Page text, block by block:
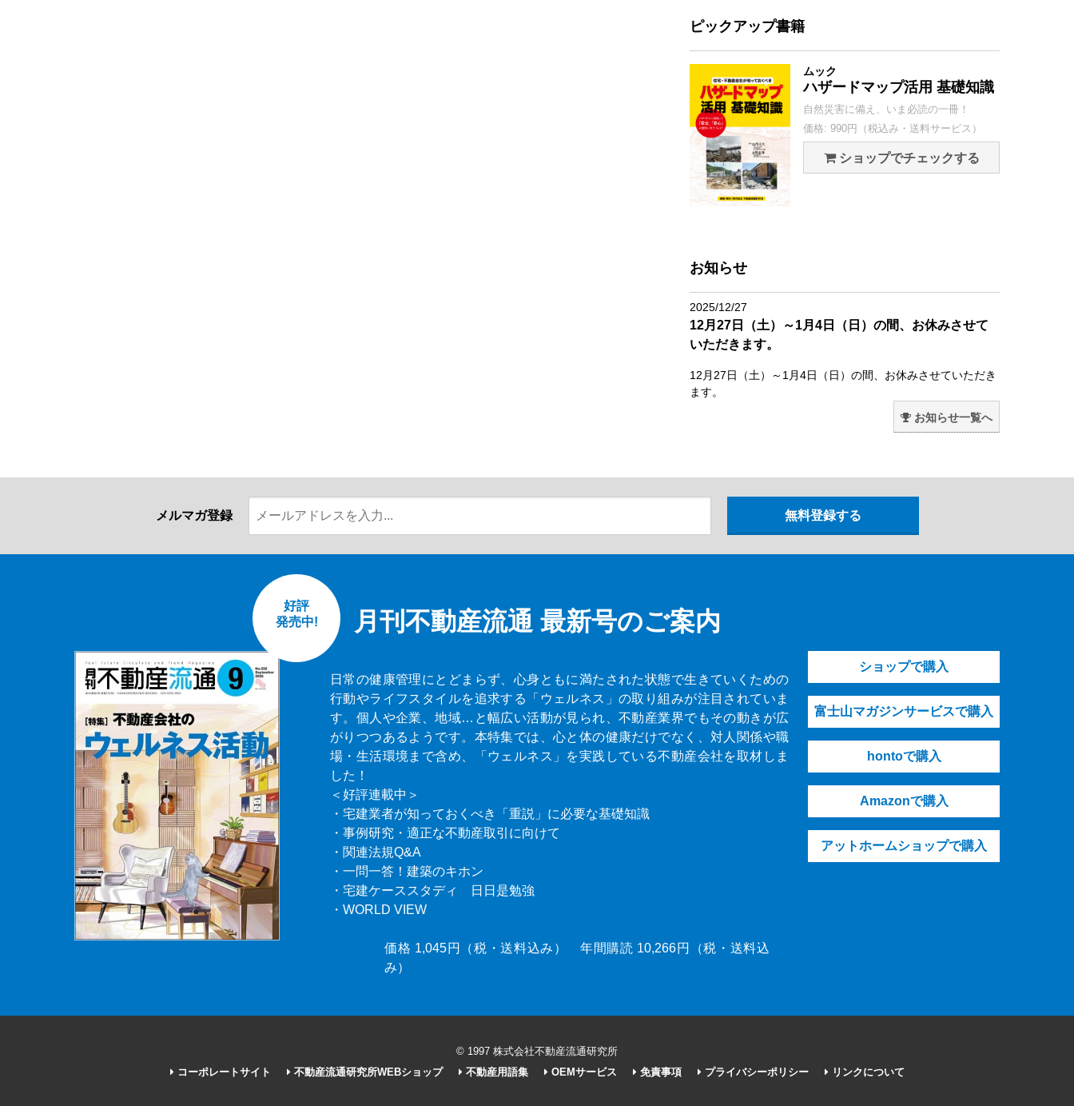
ピックアップ書籍
ムック
ハザードマップ活用 基礎知識
自然災害に備え、いま必読の一冊！
価格: 990円（税込み・送料サービス）
ショップでチェックする
お知らせ
2025/12/27
12月27日（土）～1月4日（日）の間、お休みさせて
いただきます。
12月27日（土）～1月4日（日）の間、お休みさせていただき
ます。
お知らせ一覧へ
メルマガ登録
月刊不動産流通 最新号のご案内
好評
発売中!
日常の健康管理にとどまらず、心身ともに満たされた状態で生きていくための
行動やライフスタイルを追求する「ウェルネス」の取り組みが注目されていま
す。個人や企業、地域…と幅広い活動が見られ、不動産業界でもその動きが広
がりつつあるようです。本特集では、心と体の健康だけでなく、対人関係や職
場・生活環境まで含め、「ウェルネス」を実践している不動産会社を取材しま
した！
＜好評連載中＞
・宅建業者が知っておくべき「重説」に必要な基礎知識
・事例研究・適正な不動産取引に向けて
・関連法規Q&A
・一問一答！建築のキホン
・宅建ケーススタディ 日日是勉強
・WORLD VIEW
価格 1,045円（税・送料込み） 年間購読 10,266円（税・送料込
み）
ショップで購入
富士山マガジンサービスで購入
hontoで購入
Amazonで購入
アットホームショップで購入
© 1997 株式会社不動産流通研究所
コーポレートサイト
不動産流通研究所WEBショップ 不動産用語集 OEMサービス 免責事項 プライバシーポリシー リンクについて